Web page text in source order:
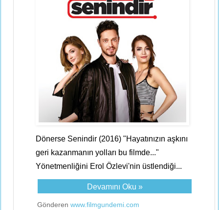
Dönerse Senindir (2016) "Hayatınızın aşkını
geri kazanmanın yolları bu filmde..."
Yönetmenliğini Erol Özlevi'nin üstlendiği...
Devamını Oku »
Gönderen www.filmgundemi.com